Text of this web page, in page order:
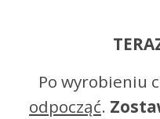
Po wyrobieniu
odpocząć.